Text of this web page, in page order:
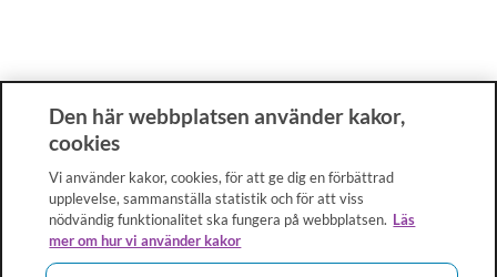
Den här webbplatsen använder kakor,
cookies
Vi använder kakor, cookies, för att ge dig en förbättrad
upplevelse, sammanställa statistik och för att viss
nödvändig funktionalitet ska fungera på webbplatsen. Läs
mer om hur vi använder kakor